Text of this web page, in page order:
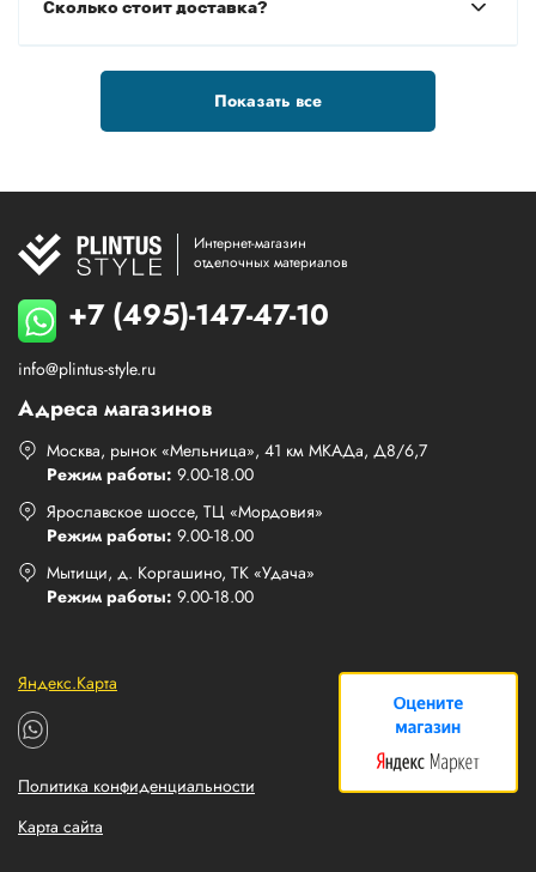
Сколько стоит доставка?
Показать все
Интернет-магазин
отделочных материалов
+7 (495)-147-47-10
info@plintus-style.ru
Адреса магазинов
Москва, рынок «Мельница», 41 км МКАДа, Д8/6,7
Режим работы: 9.00-18.00
Ярославское шоссе, ТЦ «Мордовия»
Режим работы: 9.00-18.00
Мытищи, д. Коргашино, ТК «Удача»
Режим работы: 9.00-18.00
Яндекс.Карта
Политика конфиденциальности
Карта сайта